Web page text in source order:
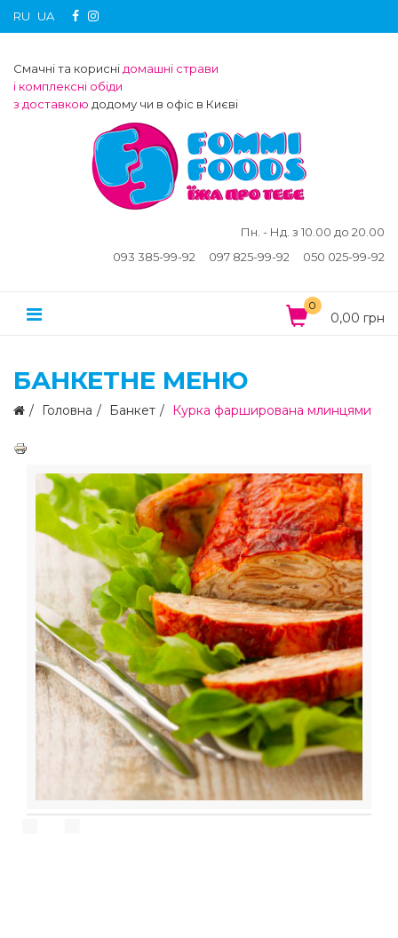
RU UA
Смачні та корисні домашні страви
і комплексні обіди
з доставкою додому чи в офіс в Києві
Пн. - Нд. з 10.00 до 20.00
093 385-99-92
097 825-99-92 050 025-99-92
0
0,00 грн
БАНКЕТНЕ МЕНЮ
Головна Банкет Курка фарширована млинцями